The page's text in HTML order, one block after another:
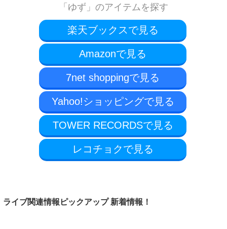
「ゆず」のアイテムを探す
楽天ブックスで見る
Amazonで見る
7net shoppingで見る
Yahoo!ショッピングで見る
TOWER RECORDSで見る
レコチョクで見る
ライブ関連情報ピックアップ 新着情報！